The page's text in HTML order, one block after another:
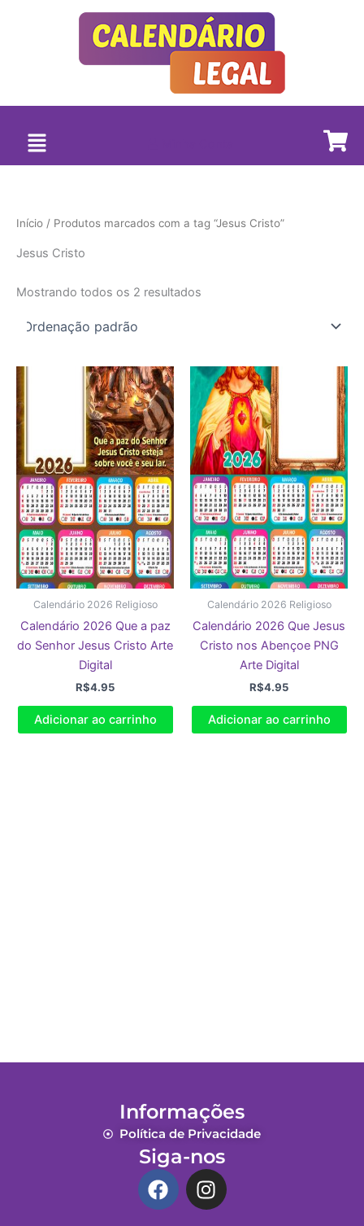
Início / Produtos marcados com a tag “Jesus Cristo”
Jesus Cristo
Mostrando todos os 2 resultados
Calendário 2026 Religioso
Calendário 2026 Que a paz
do Senhor Jesus Cristo Arte
Digital
R$4.95
Adicionar ao carrinho
Calendário 2026 Religioso
Calendário 2026 Que Jesus
Cristo nos Abençoe PNG
Arte Digital
R$4.95
Adicionar ao carrinho
Informações
Política de Privacidade
Siga-nos
F
a
I
n